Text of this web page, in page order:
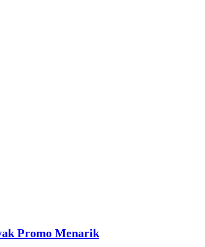
Promo Menarik